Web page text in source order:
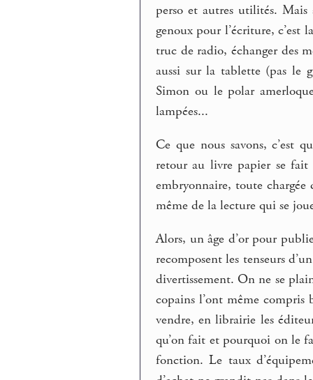
perso et autres utilités.
genoux pour l’écriture, c’est
truc de radio, échanger des
aussi sur la tablette (pas le
Simon ou le polar
lampées...
Ce que nous savons, c’est
retour au livre papier se
embryonnaire, toute chargée
même de la lecture qui se
Alors, un âge d’or pour
recomposent les tenseurs
divertissement. On ne se
copains l’ont même
vendre, en librairie les
qu’on fait et pourquoi on le
fonction. Le taux